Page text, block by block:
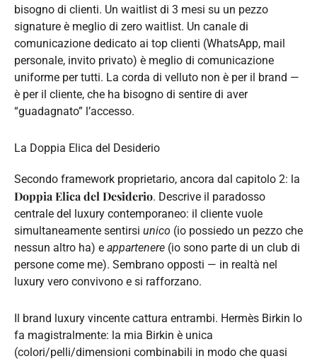
bisogno di clienti. Un waitlist di 3 mesi su un pezzo
signature è meglio di zero waitlist. Un canale di
comunicazione dedicato ai top clienti (WhatsApp, mail
personale, invito privato) è meglio di comunicazione
uniforme per tutti. La corda di velluto non è per il brand —
è per il cliente, che ha bisogno di sentire di aver
“guadagnato” l’accesso.
La Doppia Elica del Desiderio
Secondo framework proprietario, ancora dal capitolo 2: la
Doppia Elica del Desiderio. Descrive il paradosso
centrale del luxury contemporaneo: il cliente vuole
simultaneamente sentirsi unico (io possiedo un pezzo che
nessun altro ha) e appartenere (io sono parte di un club di
persone come me). Sembrano opposti — in realtà nel
luxury vero convivono e si rafforzano.
Il brand luxury vincente cattura entrambi. Hermès Birkin lo
fa magistralmente: la mia Birkin è unica
(colori/pelli/dimensioni combinabili in modo che quasi